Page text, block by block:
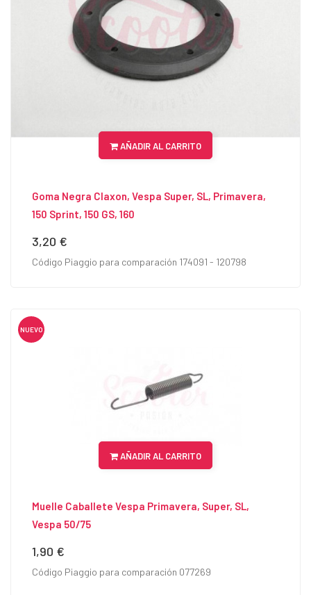
AÑADIR AL CARRITO
Goma Negra Claxon, Vespa Super, SL, Primavera,
150 Sprint, 150 GS, 160
Precio
3,20 €
Código Piaggio para comparación 174091 - 120798
NUEVO
AÑADIR AL CARRITO
Muelle Caballete Vespa Primavera, Super, SL,
Vespa 50/75
Precio
1,90 €
Código Piaggio para comparación 077269